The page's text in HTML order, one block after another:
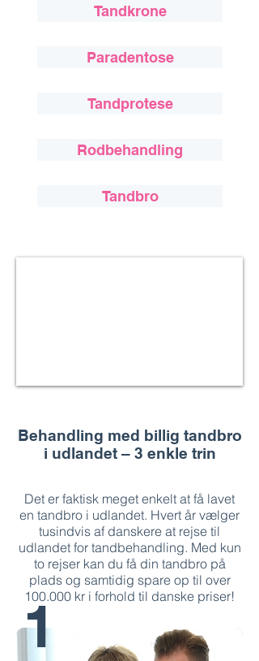
Tandkrone
Paradentose
Tandprotese
Rodbehandling
Tandbro
Behandling med billig tandbro
i udlandet – 3 enkle trin
1
Det er faktisk meget enkelt at få lavet
en tandbro i udlandet. Hvert år vælger
tusindvis af danskere at rejse til
udlandet for tandbehandling. Med kun
to rejser kan du få din tandbro på
plads og samtidig spare op til over
100.000 kr i forhold til danske priser!